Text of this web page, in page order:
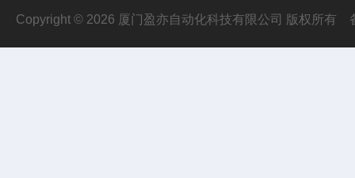
Copyright © 2026 厦门盈亦自动化科技有限公司 版权所有